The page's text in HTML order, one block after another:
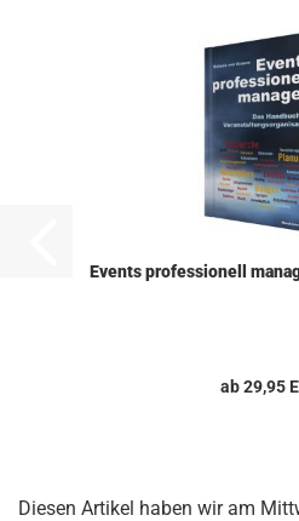
Events pro­fes­sio­nell
ab 29,95
Diesen Artikel haben wir am